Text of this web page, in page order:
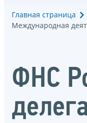
Главная страница
Международная
ФНС